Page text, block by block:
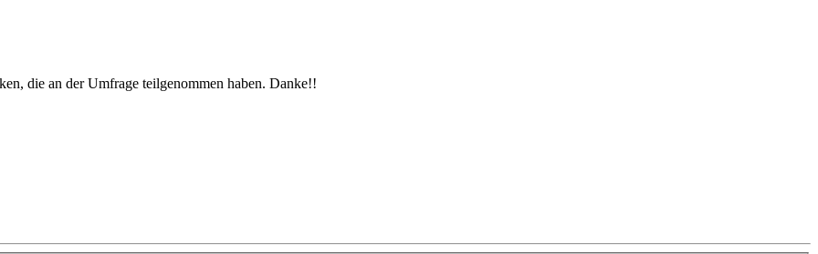
die an der Umfrage teilgenommen haben. Danke!!